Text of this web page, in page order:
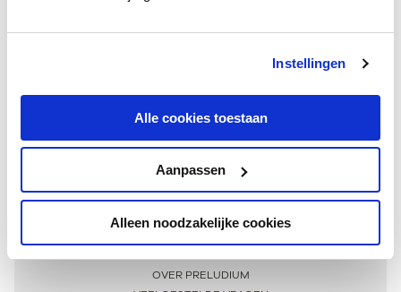
Instellingen
Alle cookies toestaan
Aanpassen
Alleen noodzakelijke cookies
Meer informatie
OVER PRELUDIUM